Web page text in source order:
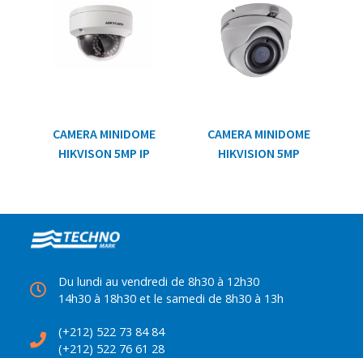
CAMERA MINIDOME
HIKVISON 5MP IP
CAMERA MINIDOME
HIKVISION 5MP
Du lundi au vendredi de 8h30 à 12h30
14h30 à 18h30 et le samedi de 8h30 à 13h
(+212) 522 73 84 84
(+212) 522 76 61 28